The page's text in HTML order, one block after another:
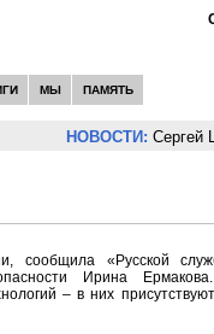
МЫ ПАМЯТЬ
НОВОСТИ: Сергей
«Русской
Ирина Ермакова.
– в них